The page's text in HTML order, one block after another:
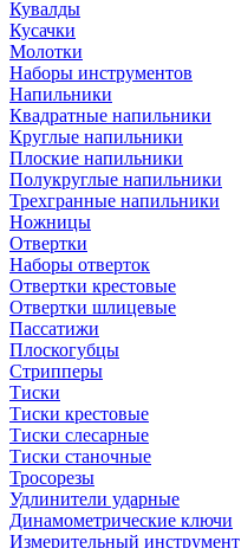
Кувалды
Кусачки
Молотки
Наборы инструментов
Напильники
Квадратные напильники
Круглые напильники
Плоские напильники
Полукруглые напильники
Трехгранные напильники
Ножницы
Отвертки
Наборы отверток
Отвертки крестовые
Отвертки шлицевые
Пассатижи
Плоскогубцы
Стрипперы
Тиски
Тиски крестовые
Тиски слесарные
Тиски станочные
Тросорезы
Удлинители ударные
Динамометрические ключи
Измерительный инструмент